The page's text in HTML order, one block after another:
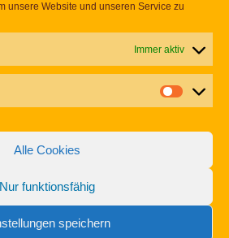
unsere Website und unseren Service zu
Immer aktiv
Alle Cookies
Nur funktionsfähig
speichern
2026 – Jetzt anmelden und
„Gemeinsam für
Erklärung zur Barrierefreiheit